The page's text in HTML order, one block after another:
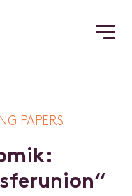
PAPERS
mik:
sferunion“